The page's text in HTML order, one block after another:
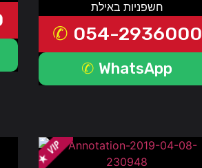
חשפניות באילת
054-2936000
WhatsApp